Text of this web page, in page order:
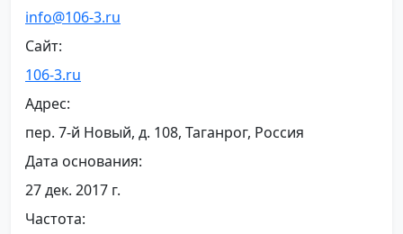
info@106-3.ru
Сайт:
106-3.ru
Адрес:
пер. 7-й Новый, д. 108, Таганрог, Россия
Дата основания:
27 дек. 2017 г.
Частота: